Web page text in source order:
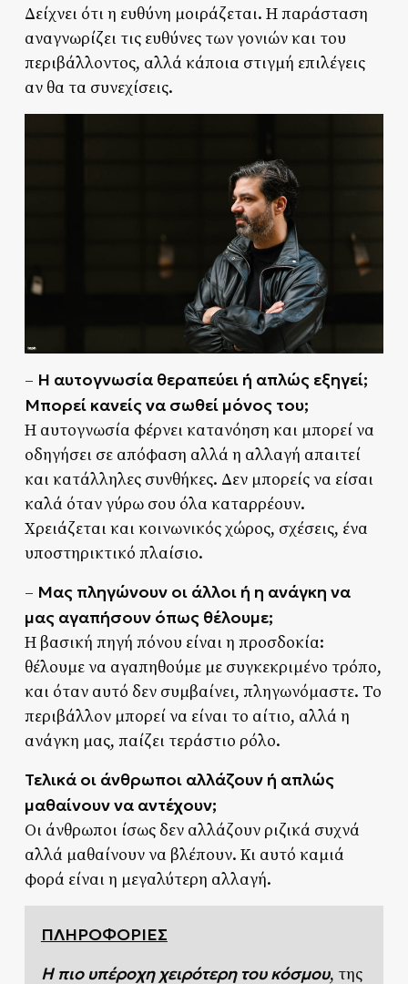
Δείχνει ότι η ευθύνη μοιράζεται. Η παράσταση
αναγνωρίζει τις ευθύνες των γονιών και του
περιβάλλοντος, αλλά κάποια στιγμή επιλέγεις
αν θα τα συνεχίσεις.
– Η αυτογνωσία θεραπεύει ή απλώς εξηγεί;
Μπορεί κανείς να σωθεί μόνος του;
Η αυτογνωσία φέρνει κατανόηση και μπορεί να
οδηγήσει σε απόφαση αλλά η αλλαγή απαιτεί
και κατάλληλες συνθήκες. Δεν μπορείς να είσαι
καλά όταν γύρω σου όλα καταρρέουν.
Χρειάζεται και κοινωνικός χώρος, σχέσεις, ένα
υποστηρικτικό πλαίσιο.
– Μας πληγώνουν οι άλλοι ή η ανάγκη να
μας αγαπήσουν όπως θέλουμε;
Η βασική πηγή πόνου είναι η προσδοκία:
θέλουμε να αγαπηθούμε με συγκεκριμένο τρόπο,
και όταν αυτό δεν συμβαίνει, πληγωνόμαστε. Το
περιβάλλον μπορεί να είναι το αίτιο, αλλά η
ανάγκη μας, παίζει τεράστιο ρόλο.
Τελικά οι άνθρωποι αλλάζουν ή απλώς
μαθαίνουν να αντέχουν;
Οι άνθρωποι ίσως δεν αλλάζουν ριζικά συχνά
αλλά μαθαίνουν να βλέπουν. Κι αυτό καμιά
φορά είναι η μεγαλύτερη αλλαγή.
ΠΛΗΡΟΦΟΡΙΕΣ
Η πιο υπέροχη χειρότερη του κόσμου, της